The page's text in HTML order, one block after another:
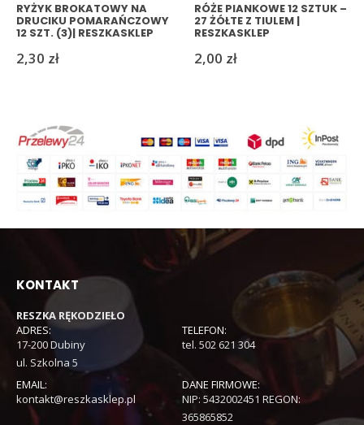
RYŻYK BROKATOWY NA
DRUCIKU POMARAŃCZOWY
12 SZT. (3)| RESZKASKLEP
2,30 zł
RÓŻE PIANKOWE 12 SZTUK –
27 ŻÓŁTE Z TIULEM |
RESZKASKLEP
2,00 zł
KONTAKT
RESZKA RĘKODZIEŁO
ADRES:
17-200 Dubiny
ul. Szkolna 5
TELEFON:
tel. 502 621 304
EMAIL:
kontakt@reszkasklep.pl
DANE FIRMOWE:
NIP: 5432002451 REGON:
365865852